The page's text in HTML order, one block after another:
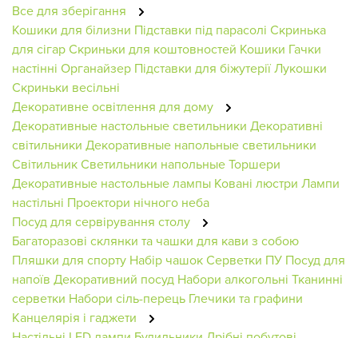
Все для зберігання
Кошики для білизни Підставки під парасолі Скринька
для сігарСкриньки для коштовностей Кошики Гачки
настінні Органайзер Підставки для біжутеріїЛукошки
Скриньки весільні
Декоративне освітлення для дому
Декоративные настольные светильники Декоративні
світильники Декоративные напольные светильники
СвітильникСветильники напольныеТоршери
Декоративные настольные лампы Ковані люстри Лампи
настільні Проектори нічного неба
Посуд для сервірування столу
Багаторазові склянки та чашки для кави з собою
Пляшки для спорту Набір чашокСерветки ПУ Посуд для
напоїв Декоративний посуд Набори алкогольні Тканинні
серветки Набори сіль-перець Глечики та графини
Канцелярія і гаджети